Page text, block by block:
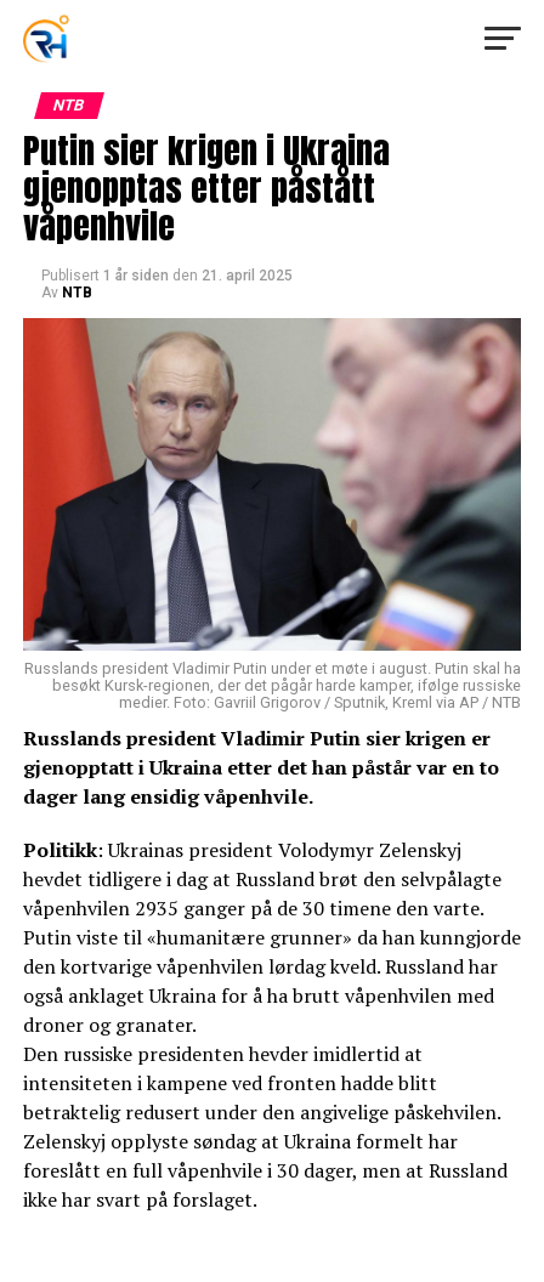
NTB
Putin sier krigen i Ukraina
gjenopptas etter påstått
våpenhvile
Publisert 1 år siden den 21. april 2025
Av NTB
Russlands president Vladimir Putin under et møte i august. Putin skal ha
besøkt Kursk-regionen, der det pågår harde kamper, ifølge russiske
medier. Foto: Gavriil Grigorov / Sputnik, Kreml via AP / NTB
Russlands president Vladimir Putin sier krigen er
gjenopptatt i Ukraina etter det han påstår var en to
dager lang ensidig våpenhvile.
Politikk: Ukrainas president Volodymyr Zelenskyj
hevdet tidligere i dag at Russland brøt den selvpålagte
våpenhvilen 2935 ganger på de 30 timene den varte.
Putin viste til «humanitære grunner» da han kunngjorde
den kortvarige våpenhvilen lørdag kveld. Russland har
også anklaget Ukraina for å ha brutt våpenhvilen med
droner og granater.
Den russiske presidenten hevder imidlertid at
intensiteten i kampene ved fronten hadde blitt
betraktelig redusert under den angivelige påskehvilen.
Zelenskyj opplyste søndag at Ukraina formelt har
foreslått en full våpenhvile i 30 dager, men at Russland
ikke har svart på forslaget.